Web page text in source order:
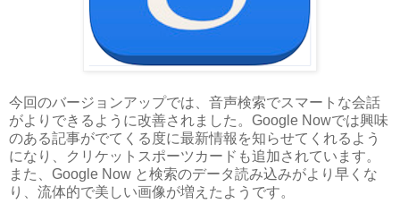
今回のバージョンアップでは、音声検索でスマートな会話
がよりできるように改善されました。Google Nowでは興味
のある記事がでてくる度に最新情報を知らせてくれるよう
になり、クリケットスポーツカードも追加されています。
また、Google Now と検索のデータ読み込みがより早くな
り、流体的で美しい画像が増えたようです。